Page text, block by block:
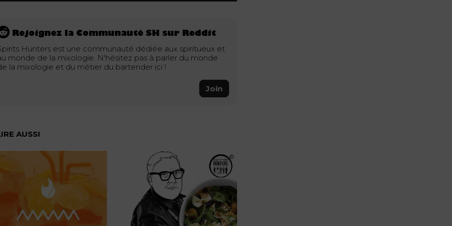
Rejoignez la Communauté SH sur Reddit
Hunters est une communauté dédiée aux spiritueux et
monde de la mixologie. N'hésitez pas à parler du monde
la mixologie et du métier du bartender ici !
Join
AUSSI